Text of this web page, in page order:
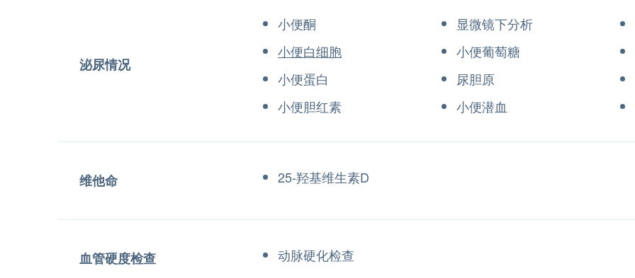
泌尿情况
小便酮
显微镜下分析
小便白细胞
小便葡萄糖
小便蛋白
尿胆原
小便胆红素
小便潜血
维他命 25-羟基维生素D
血管硬度检查 动脉硬化检查